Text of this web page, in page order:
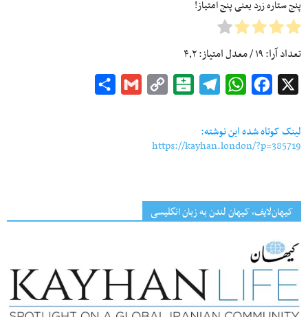
پنج ستاره زرد یعنی پنج امتیاز!
تعداد آرا:۱۹/ معدل امتیاز:۴٫۲
Facebook
WhatsApp
Telegram
Balatarin
Copy
Gmail
لینک کوتاه شده این نوشته:
https://kayhan.london/?p=385719
کیهان‌لایف، کیهان لندن به زبان انگلیسی